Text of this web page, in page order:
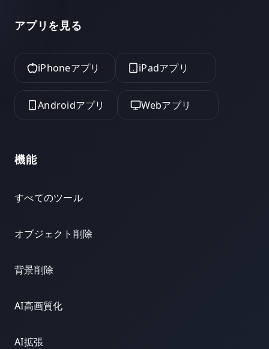
アプリを見る
iPhoneアプリ iPadアプリ
Androidアプリ Webアプリ
機能
すべてのツール
オブジェクト削除
背景削除
AI高画質化
AI拡張